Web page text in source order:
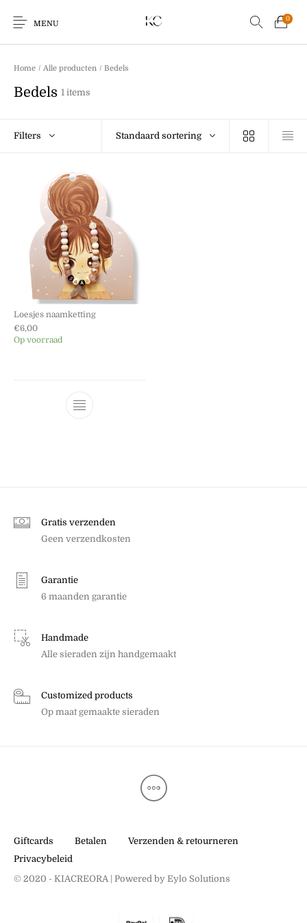
MENU
0
Earrings Bracelets Ringen Kids
Sale!
Home / Alle producten / Bedels
Bedels 1 items
Filters Standaard sortering
Loesjes naamketting
€6,00
Op voorraad
Dit product heeft meerdere variaties.
Gratis verzenden
Geen verzendkosten
Garantie
6 maanden garantie
Handmade
Alle sieraden zijn handgemaakt
Customized products
Op maat gemaakte sieraden
Giftcards Betalen
Verzenden & retourneren
Privacybeleid
© 2020 - KIACREORA | Powered by Eylo Solutions